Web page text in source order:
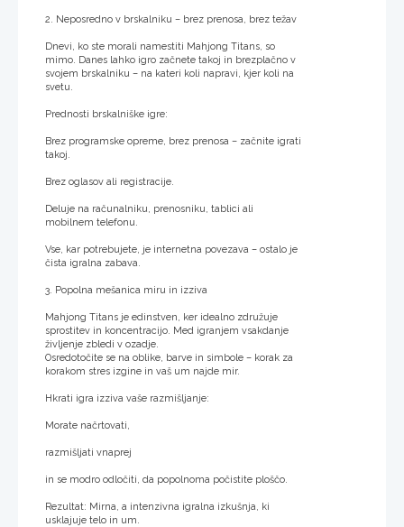
2. Neposredno v brskalniku – brez prenosa, brez težav
Dnevi, ko ste morali namestiti Mahjong Titans, so
mimo. Danes lahko igro začnete takoj in brezplačno v
svojem brskalniku – na kateri koli napravi, kjer koli na
svetu.
Prednosti brskalniške igre:
Brez programske opreme, brez prenosa – začnite igrati
takoj.
Brez oglasov ali registracije.
Deluje na računalniku, prenosniku, tablici ali
mobilnem telefonu.
Vse, kar potrebujete, je internetna povezava – ostalo je
čista igralna zabava.
3. Popolna mešanica miru in izziva
Mahjong Titans je edinstven, ker idealno združuje
sprostitev in koncentracijo. Med igranjem vsakdanje
življenje zbledi v ozadje.
Osredotočite se na oblike, barve in simbole – korak za
korakom stres izgine in vaš um najde mir.
Hkrati igra izziva vaše razmišljanje:
Morate načrtovati,
razmišljati vnaprej
in se modro odločiti, da popolnoma počistite ploščo.
Rezultat: Mirna, a intenzivna igralna izkušnja, ki
usklajuje telo in um.